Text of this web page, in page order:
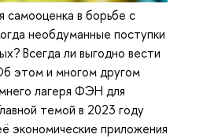
самооценка в борьбе с
необдуманные поступки
Всегда ли выгодно вести
этом и многом другом
лагеря ФЭН для
темой в 2023 году
экономические приложения